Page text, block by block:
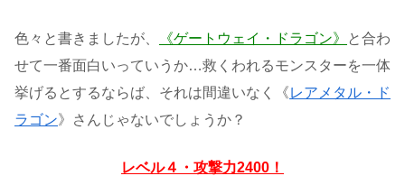
色々と書きましたが、 《ゲートウェイ・ドラゴン》
と合わ
せて一番面白いっていうか…救くわれるモンスターを一体
挙げるとするならば、それは間違いなく《レアメタル・ド
ラゴン》さんじゃないでしょうか？
レベル４・攻撃力2400！